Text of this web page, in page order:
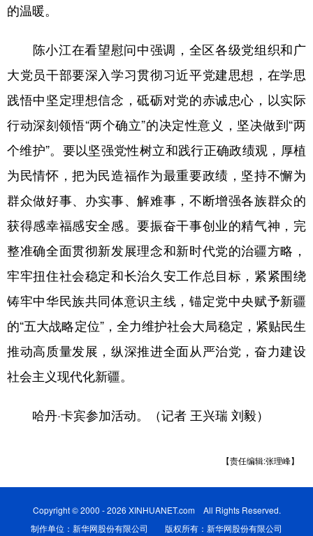
的温暖。
陈小江在看望慰问中强调，全区各级党组织和广
大党员干部要深入学习贯彻习近平党建思想，在学思
践悟中坚定理想信念，砥砺对党的赤诚忠心，以实际
行动深刻领悟“两个确立”的决定性意义，坚决做到“两
个维护”。要以坚强党性树立和践行正确政绩观，厚植
为民情怀，把为民造福作为最重要政绩，坚持不懈为
群众做好事、办实事、解难事，不断增强各族群众的
获得感幸福感安全感。要振奋干事创业的精气神，完
整准确全面贯彻新发展理念和新时代党的治疆方略，
牢牢扭住社会稳定和长治久安工作总目标，紧紧围绕
铸牢中华民族共同体意识主线，锚定党中央赋予新疆
的“五大战略定位”，全力维护社会大局稳定，紧贴民生
推动高质量发展，纵深推进全面从严治党，奋力建设
社会主义现代化新疆。
哈丹·卡宾参加活动。（记者 王兴瑞 刘毅）
【责任编辑:张理峰】
Copyright © 2000 - 2026 XINHUANET.com All Rights Reserved.
制作单位：新华网股份有限公司 版权所有：新华网股份有限公司